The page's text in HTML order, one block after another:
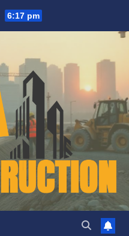
6:17 pm